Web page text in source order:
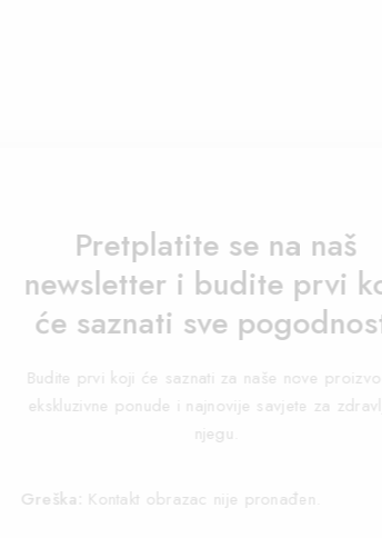
Pretplatite se na naš
newsletter i budite prvi
će saznati sve
Budite prvi koji će saznati za naše nove
ekskluzivne ponude i najnovije savjete za
njegu.
Greška: Kontakt obrazac nije pronađen.